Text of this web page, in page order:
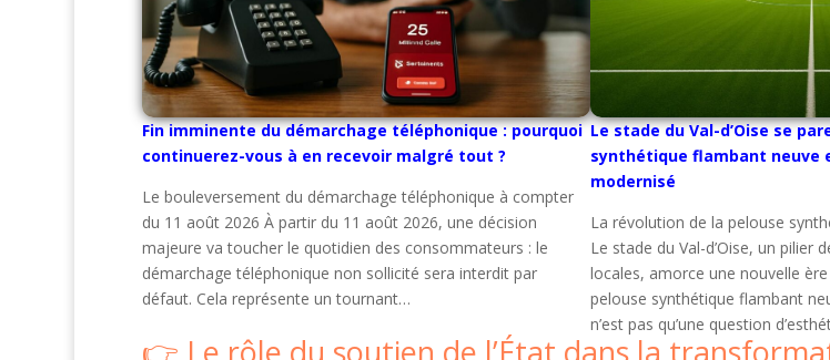
Fin imminente du démarchage téléphonique : pourquoi
continuerez-vous à en recevoir malgré tout ?
Le bouleversement du démarchage téléphonique à compter
du 11 août 2026 À partir du 11 août 2026, une décision
majeure va toucher le quotidien des consommateurs : le
démarchage téléphonique non sollicité sera interdit par
défaut. Cela représente un tournant…
Le stade du Val-d’Oise se
synthétique flambant neuve
modernisé
La révolution de la pelouse
Le stade du Val-d’Oise, un pilier
locales, amorce une nouvelle ère
pelouse synthétique flambant
n’est pas qu’une question
Le rôle du soutien de l’État dans la